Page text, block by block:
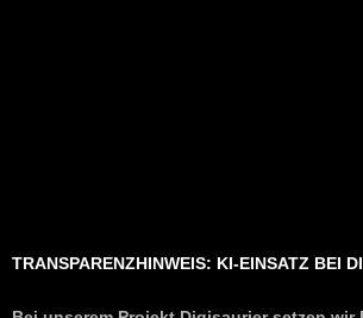
TRANSPARENZHINWEIS: KI-EINSATZ BEI